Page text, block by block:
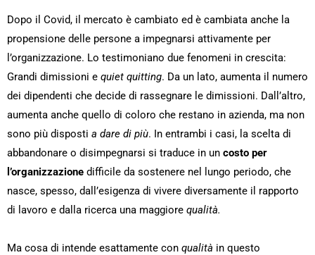
Dopo il Covid, il mercato è cambiato ed è cambiata anche la
propensione delle persone a impegnarsi attivamente per
l’organizzazione. Lo testimoniano due fenomeni in crescita:
Grandi dimissioni e quiet quitting. Da un lato, aumenta il numero
dei dipendenti che decide di rassegnare le dimissioni. Dall’altro,
aumenta anche quello di coloro che restano in azienda, ma non
sono più disposti a dare di più. In entrambi i casi, la scelta di
abbandonare o disimpegnarsi si traduce in un costo per
l’organizzazione difficile da sostenere nel lungo periodo, che
nasce, spesso, dall’esigenza di vivere diversamente il rapporto
di lavoro e dalla ricerca una maggiore qualità.
Ma cosa di intende esattamente con qualità in questo